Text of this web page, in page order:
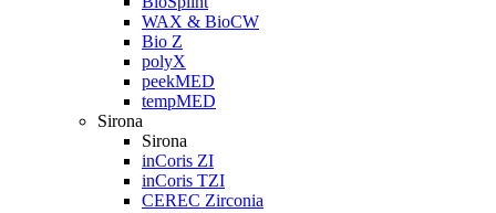
WAX & BioCW
Bio Z
polyX
peekMED
tempMED
Sirona
Sirona
inCoris ZI
inCoris TZI
CEREC Zirconia